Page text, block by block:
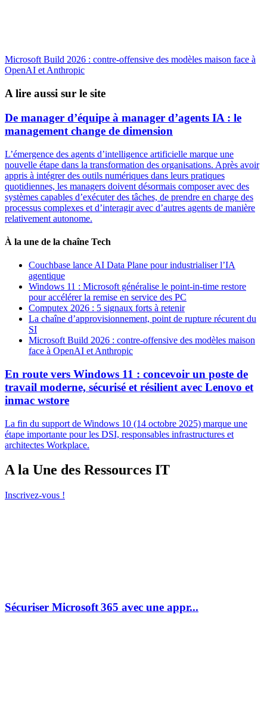
Microsoft Build 2026 : contre-offensive des modèles maison face à
OpenAI et Anthropic
A lire aussi sur le site
De manager d’équipe à manager d’agents IA : le
management change de dimension
L’émergence des agents d’intelligence artificielle marque une
nouvelle étape dans la transformation des organisations. Après avoir
appris à intégrer des outils numériques dans leurs pratiques
quotidiennes, les managers doivent désormais composer avec des
systèmes capables d’exécuter des tâches, de prendre en charge des
processus complexes et d’interagir avec d’autres agents de manière
relativement autonome.
À la une de la chaîne Tech
Couchbase lance AI Data Plane pour industrialiser l’IA
agentique
Windows 11 : Microsoft généralise le point-in-time restore
pour accélérer la remise en service des PC
Computex 2026 : 5 signaux forts à retenir
La chaîne d’approvisionnement, point de rupture récurent du
SI
Microsoft Build 2026 : contre-offensive des modèles maison
face à OpenAI et Anthropic
En route vers Windows 11 : concevoir un poste de
travail moderne, sécurisé et résilient avec Lenovo et
inmac wstore
La fin du support de Windows 10 (14 octobre 2025) marque une
étape importante pour les DSI, responsables infrastructures et
architectes Workplace.
A la Une des Ressources IT
Inscrivez-vous !
Sécuriser Microsoft 365 avec une appr...